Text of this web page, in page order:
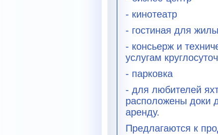
- кинотеатр
- гостиная для
- консьерж и
услугам
- парковка
- для любителей
расположены доки
аренду.
Предлагаются к